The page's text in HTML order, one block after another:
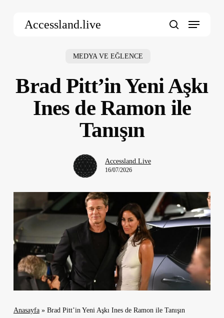
Accessland.live Menu
MEDYA VE EĞLENCE
Brad Pitt’in Yeni Aşkı
Ines de Ramon ile
Tanışın
Accessland.Live
16/07/2026
Anasayfa» Brad Pitt’in Yeni Aşkı Ines de Ramon ile Tanışın